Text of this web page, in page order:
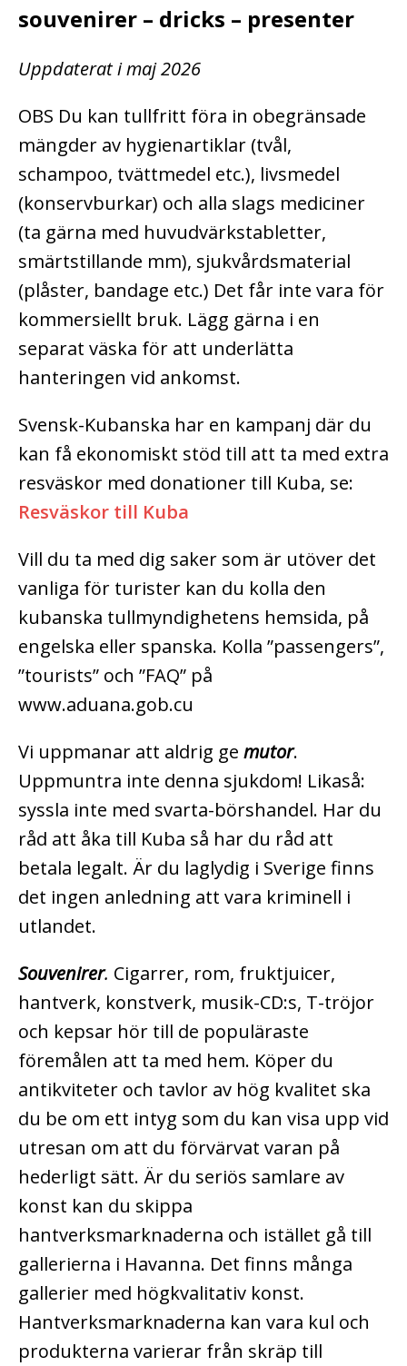
souvenirer – dricks – presenter
Uppdaterat i maj 2026
OBS Du kan tullfritt föra in obegränsade
mängder av hygienartiklar (tvål,
schampoo, tvättmedel etc.), livsmedel
(konservburkar) och alla slags mediciner
(ta gärna med huvudvärkstabletter,
smärtstillande mm), sjukvårdsmaterial
(plåster, bandage etc.) Det får inte vara för
kommersiellt bruk. Lägg gärna i en
separat väska för att underlätta
hanteringen vid ankomst.
Svensk-Kubanska har en kampanj där du
kan få ekonomiskt stöd till att ta med extra
resväskor med donationer till Kuba, se:
Resväskor till Kuba
Vill du ta med dig saker som är utöver det
vanliga för turister kan du kolla den
kubanska tullmyndighetens hemsida, på
engelska eller spanska. Kolla ”passengers”,
”tourists” och ”FAQ” på
www.aduana.gob.cu
Vi uppmanar att aldrig ge mutor.
Uppmuntra inte denna sjukdom! Likaså:
syssla inte med svarta-börshandel. Har du
råd att åka till Kuba så har du råd att
betala legalt. Är du laglydig i Sverige finns
det ingen anledning att vara kriminell i
utlandet.
Souvenirer. Cigarrer, rom, fruktjuicer,
hantverk, konstverk, musik-CD:s, T-tröjor
och kepsar hör till de populäraste
föremålen att ta med hem. Köper du
antikviteter och tavlor av hög kvalitet ska
du be om ett intyg som du kan visa upp vid
utresan om att du förvärvat varan på
hederligt sätt. Är du seriös samlare av
konst kan du skippa
hantverksmarknaderna och istället gå till
gallerierna i Havanna. Det finns många
gallerier med högkvalitativ konst.
Hantverksmarknaderna kan vara kul och
produkterna varierar från skräp till